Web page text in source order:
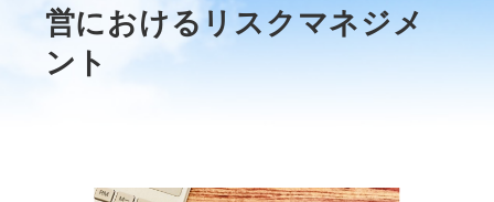
営におけるリスクマネジメ
ント